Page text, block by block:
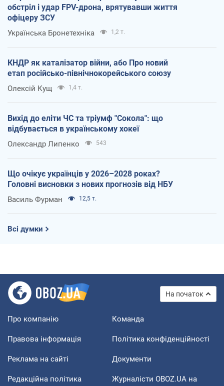
обстріл і удар FPV-дрона, врятувавши життя
офіцеру ЗСУ
Українська Бронетехніка 1,2 т.
КНДР як каталізатор війни, або Про новий
етап російсько-північнокорейського союзу
Олексій Кущ 1,4 т.
Вихід до еліти ЧС та тріумф "Сокола": що
відбувається в українському хокеї
Олександр Липенко 543
Що очікує українців у 2026–2028 роках?
Головні висновки з нових прогнозів від НБУ
Василь Фурман 12,5 т.
Всі думки
На початок
Про компанію Команда
Правова інформація Політика конфіденційності
Реклама на сайті Документи
Редакційна політика
Журналісти OBOZ.UA на